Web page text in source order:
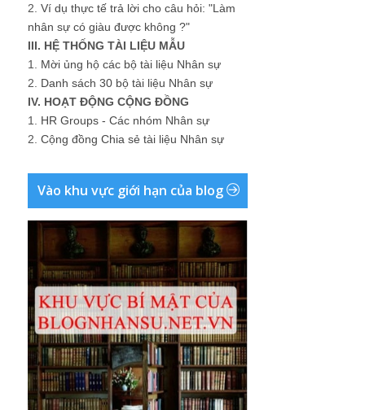
2. Ví dụ thực tế trả lời cho câu hỏi: "Làm
nhân sự có giàu được không ?"
III. HỆ THỐNG TÀI LIỆU MẪU
1. Mời ủng hộ các bộ tài liệu Nhân sự
2. Danh sách 30 bộ tài liệu Nhân sự
IV. HOẠT ĐỘNG CỘNG ĐỒNG
1. HR Groups - Các nhóm Nhân sự
2. Cộng đồng Chia sẻ tài liệu Nhân sự
Vào khu vực giới hạn của blog